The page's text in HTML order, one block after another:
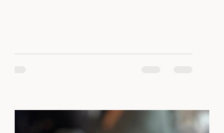
המלפפונים" שלי. אני עכשיו ב"קפיצת גדילה".
למחשבות, התפתחות וצמיחה. מקום לפירגון
ומילה טובה על אנשים נהדרים שפגשתי, מקומות